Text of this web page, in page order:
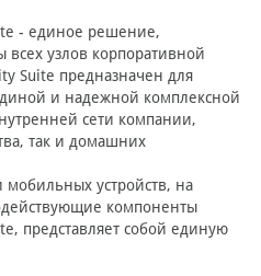
- единое решение,
узлов корпоративной
Suite предназначен для
и надежной комплексной
сети компании,
так и домашних
мобильных устройств, на
компоненты
представляет собой единую